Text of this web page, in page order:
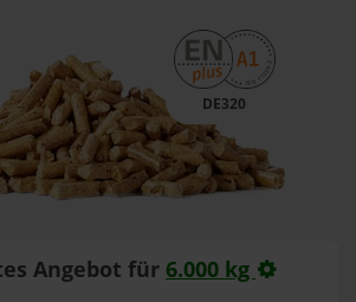
DE320
Angebot für 6.000 kg